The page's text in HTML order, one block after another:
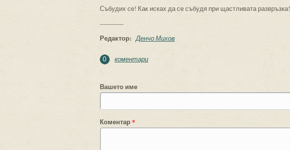
Събудих се! Как исках да се събудя при щастливата развръзка!
------------
Редактор: Денчо Михов
0 коментари
Вашето име
Коментар*